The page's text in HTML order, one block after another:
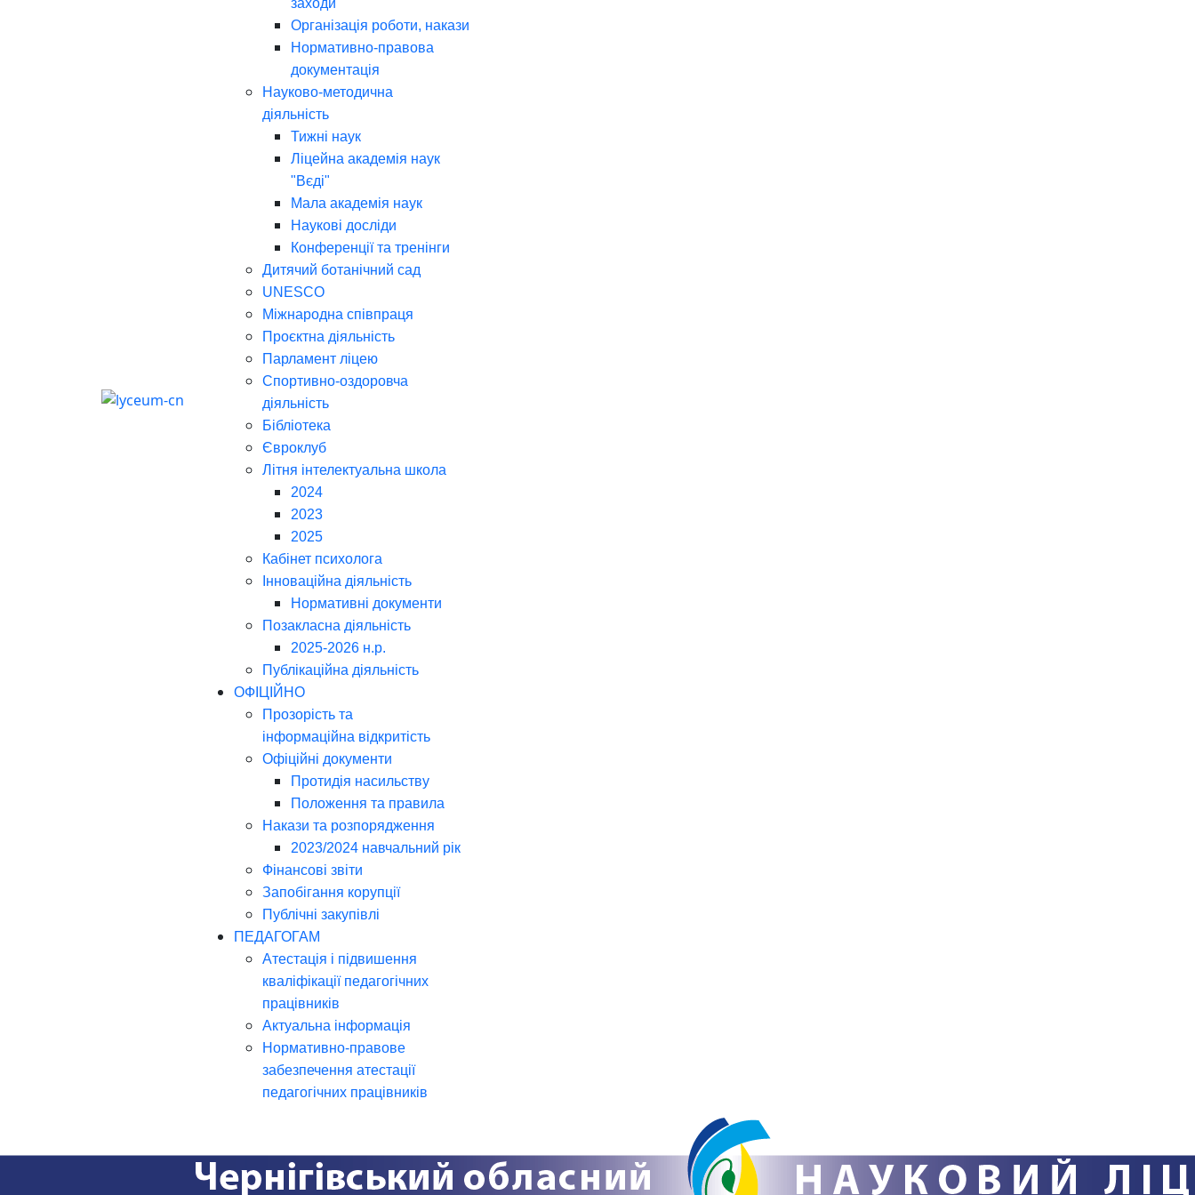
заходи
Організація роботи, накази
Нормативно-правова
документація
Науково-методична
діяльність
Тижні наук
Ліцейна академія наук
"Вєді"
Мала академія наук
Наукові досліди
Конференції та тренінги
Дитячий ботанічний сад
UNESCO
Міжнародна співпраця
Проєктна діяльність
Парламент ліцею
Спортивно-оздоровча
діяльність
Бібліотека
Євроклуб
Літня інтелектуальна школа
2024
2023
2025
Кабінет психолога
Інноваційна діяльність
Нормативні документи
Позакласна діяльність
2025-2026 н.р.
Публікаційна діяльність
ОФІЦІЙНО
Прозорість та
інформаційна відкритість
Офіційні документи
Протидія насильству
Положення та правила
Накази та розпорядження
2023/2024 навчальний рік
Фінансові звіти
Запобігання корупції
Публічні закупівлі
ПЕДАГОГАМ
Атестація і підвишення
кваліфікації педагогічних
працівників
Актуальна інформація
Нормативно-правове
забезпечення атестації
педагогічних працівників